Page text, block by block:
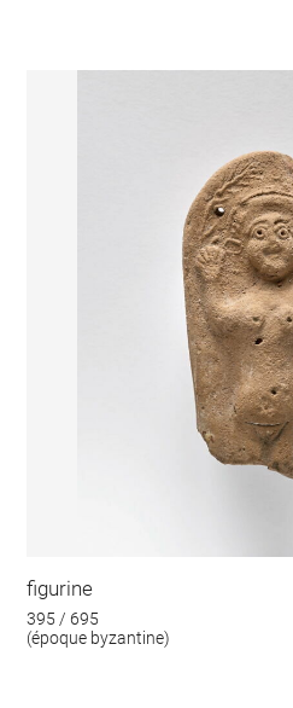
figurine
395 / 695
(époque byzantine)